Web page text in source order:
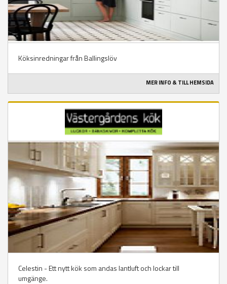
Köksinredningar från Ballingslöv
MER INFO & TILL HEMSIDA
Celestin - Ett nytt kök som andas lantluft och lockar till
umgänge.